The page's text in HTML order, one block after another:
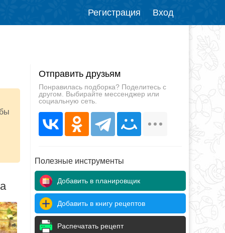
Регистрация Вход
Отправить друзьям
Понравилась подборка? Поделитесь с
другом. Выбирайте мессенджер или
социальную сеть.
Полезные инструменты
Добавить в планировщик
Добавить в книгу рецептов
Распечатать рецепт